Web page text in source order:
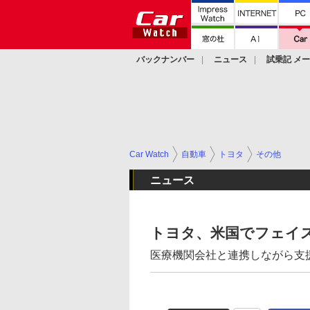
バックナンバー ニュース
試乗記 メ
Car Watch 自動車 トヨタ その他
ニュース
トヨタ、米国でフェイ
医療機関会社と連携しながら支